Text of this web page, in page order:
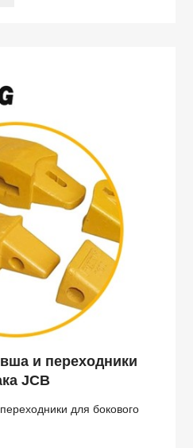
и переходники
JCB
для бокового